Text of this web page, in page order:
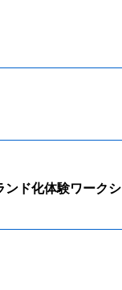
ド化体験ワーク